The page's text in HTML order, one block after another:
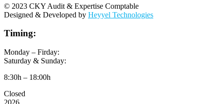
© 2023 CKY Audit & Expertise Comptable
Designed & Developed by Heyyel Technologies
Timing:
Monday – Firday:
Saturday & Sunday:
8:30h – 18:00h
Closed